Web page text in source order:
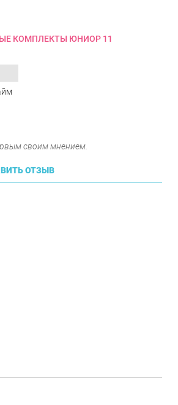
КОМПЛЕКТЫ ЮНИОР 11
своим мнением.
ОТЗЫВ